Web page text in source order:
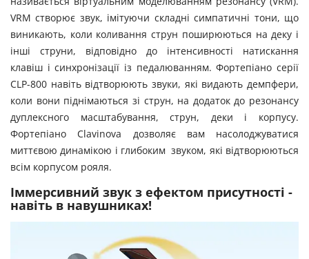
VRM створює звук, імітуючи складні симпатичні тони, що
виникають, коли коливання струн поширюються на деку і
інші струни, відповідно до інтенсивності натискання
клавіш і синхронізації із педалюванням. Фортепіано серії
CLP-800 навіть відтворюють звуки, які видають демпфери,
коли вони піднімаються зі струн, на додаток до резонансу
дуплексного масштабування, струн, деки і корпусу.
Фортепіано Clavinova дозволяє вам насолоджуватися
миттєвою динамікою і глибоким звуком, які відтворюються
всім корпусом рояля.
Іммерсивний звук з ефектом присутності -
навіть в навушниках!